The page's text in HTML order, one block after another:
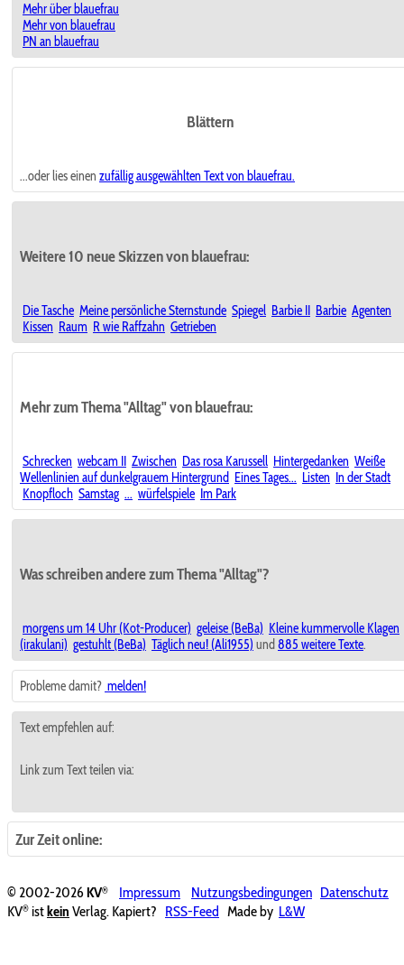
Mehr über blauefrau
Mehr von blauefrau
PN an blauefrau
Blättern
...oder lies einen zufällig ausgewählten Text von blauefrau.
Weitere 10 neue Skizzen von blauefrau:
Die Tasche Meine persönliche Sternstunde Spiegel Barbie II Barbie Agenten
Kissen Raum R wie Raffzahn Getrieben
Mehr zum Thema "Alltag" von blauefrau:
Schrecken webcam II Zwischen Das rosa Karussell Hintergedanken Weiße
Wellenlinien auf dunkelgrauem Hintergrund Eines Tages... Listen In der Stadt
Knopfloch Samstag ... würfelspiele Im Park
Was schreiben andere zum Thema "Alltag"?
morgens um 14 Uhr (Kot-Producer) geleise (BeBa) Kleine kummervolle Klagen
(irakulani) gestuhlt (BeBa) Täglich neu! (Ali1955) und 885 weitere Texte.
Probleme damit? melden!
Text empfehlen auf:
Link zum Text teilen via:
Zur Zeit online:
© 2002-2026KV® Impressum Nutzungsbedingungen Datenschutz
KV® ist kein Verlag. Kapiert? RSS-Feed Made by L&W